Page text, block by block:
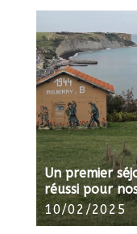
Un premier
réussi pour
10/02/2025